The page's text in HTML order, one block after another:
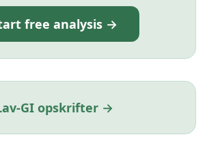
free analysis →
GI opskrifter →